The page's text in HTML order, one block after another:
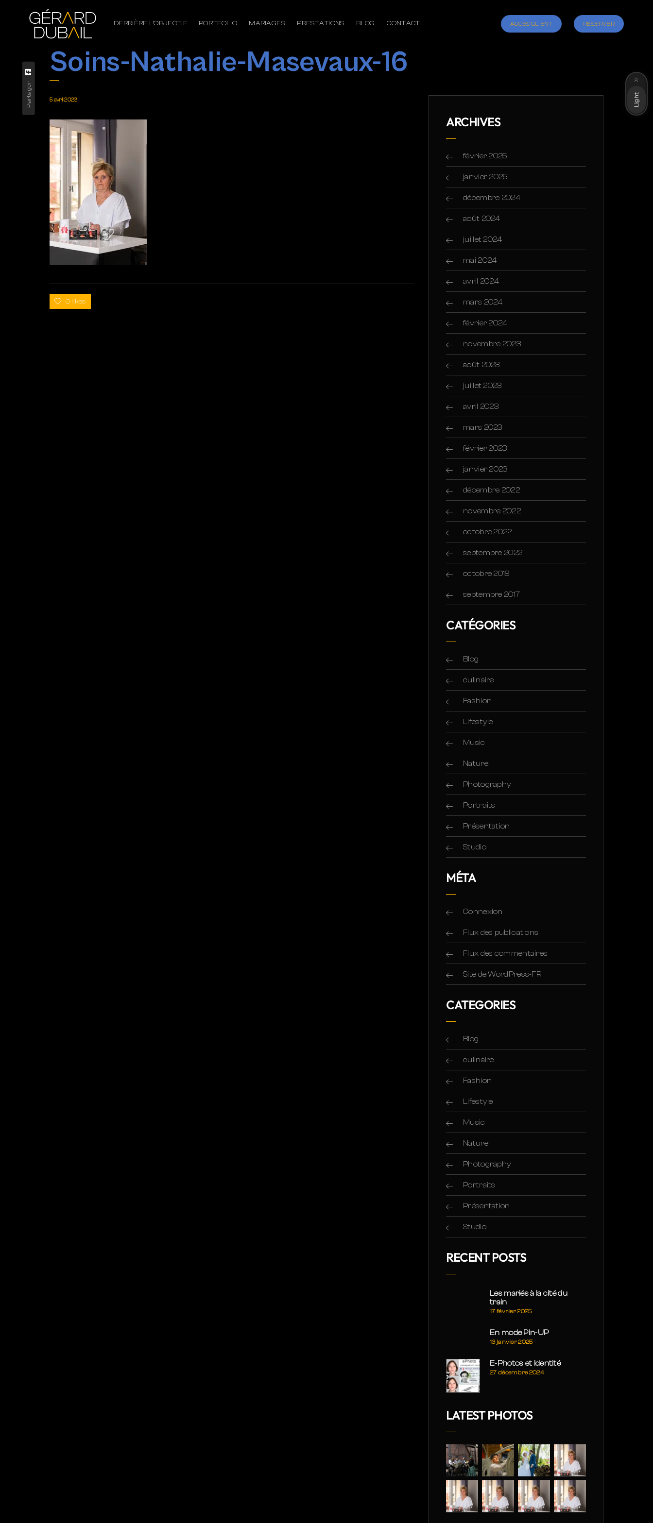
DERRIÈRE L’OBJECTIF PORTFOLIO MARIAGES PRESTATIONS BLOG CONTACT ACCÈS CLIENT RÉSERVER
Soins-Nathalie-Masevaux-16
Partager 5 avril 2023
0 likes
ARCHIVES
février 2025
janvier 2025
décembre 2024
août 2024
juillet 2024
mai 2024
avril 2024
mars 2024
février 2024
novembre 2023
août 2023
juillet 2023
avril 2023
mars 2023
février 2023
janvier 2023
décembre 2022
novembre 2022
octobre 2022
septembre 2022
octobre 2018
septembre 2017
CATÉGORIES
Blog
culinaire
Fashion
Lifestyle
Music
Nature
Photography
Portraits
Présentation
Studio
MÉTA
Connexion
Flux des publications
Flux des commentaires
Site de WordPress-FR
CATEGORIES
Blog
culinaire
Fashion
Lifestyle
Music
Nature
Photography
Portraits
Présentation
Studio
RECENT POSTS
Les mariés à la cité du
train
17 février 2025
En mode Pin-UP
13 janvier 2025
E-Photos et Identité
27 décembre 2024
LATEST PHOTOS
Light
Dark